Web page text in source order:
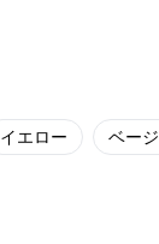
イエロー ベージ